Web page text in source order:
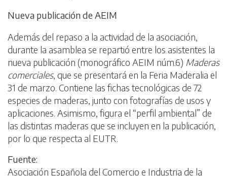
Nueva publicación de AEIM
Además del repaso a la actividad de la asociación,
durante la asamblea se repartió entre los asistentes la
nueva publicación (monográfico AEIM núm.6) Maderas
comerciales, que se presentará en la Feria Maderalia el
31 de marzo. Contiene las fichas tecnológicas de 72
especies de maderas, junto con fotografías de usos y
aplicaciones. Asimismo, figura el “perfil ambiental” de
las distintas maderas que se incluyen en la publicación,
por lo que respecta al EUTR.
Fuente:
Asociación Española del Comercio e Industria de la